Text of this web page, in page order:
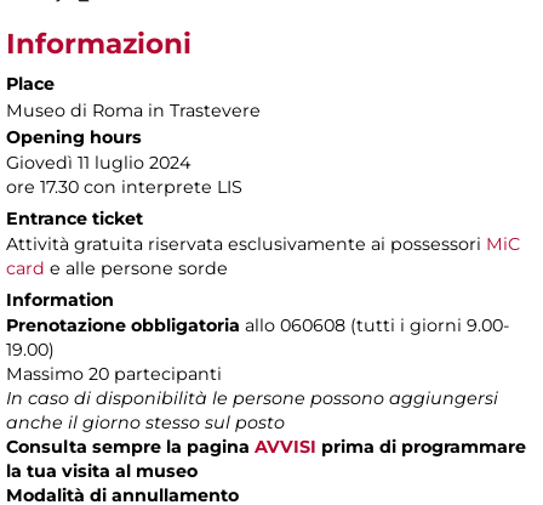
Informazioni
Place
Museo di Roma in Trastevere
Opening hours
Giovedì 11 luglio 2024
ore 17.30 con interprete LIS
Entrance ticket
Attività gratuita riservata esclusivamente ai possessori MiC
card e alle persone sorde
Information
Prenotazione obbligatoria allo 060608 (tutti i giorni 9.00-
19.00)
Massimo 20 partecipanti
In caso di disponibilità le persone possono aggiungersi
anche il giorno stesso sul posto
Consulta sempre la pagina AVVISI prima di programmare
la tua visita al museo
Modalità di annullamento